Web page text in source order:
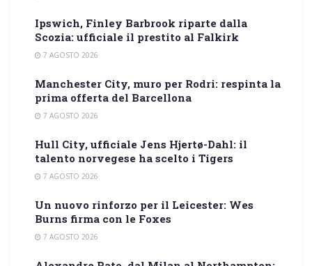
Ipswich, Finley Barbrook riparte dalla
Scozia: ufficiale il prestito al Falkirk
7 AGOSTO 2026
Manchester City, muro per Rodri: respinta la
prima offerta del Barcellona
7 AGOSTO 2026
Hull City, ufficiale Jens Hjertø-Dahl: il
talento norvegese ha scelto i Tigers
7 AGOSTO 2026
Un nuovo rinforzo per il Leicester: Wes
Burns firma con le Foxes
7 AGOSTO 2026